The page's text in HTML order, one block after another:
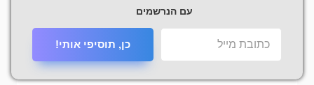
עם הנרשמים
כן, תוסיפי אותי!